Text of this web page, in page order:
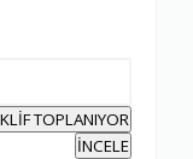
TOPLANIYOR
İNCELE